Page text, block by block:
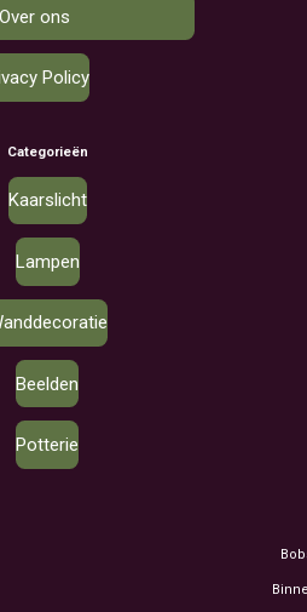
Over ons
Policy
Categorieën
Kaarslicht
Lampen
Beelden
Potterie